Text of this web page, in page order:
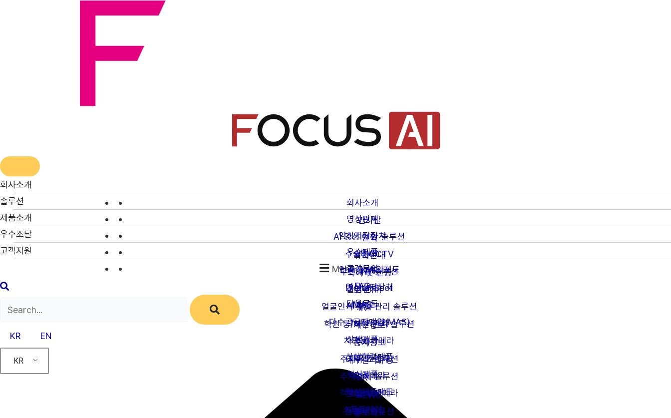
회사소개
회사소개
인사말
연혁
위치안내
특허 및 인증
CI
IR
재무정보
공시정보
내부관리규정
PR
NEWS
홍보자료
솔루션
영상관제
AI 영상 보안 솔루션
수술실CCTV
무인매장 솔루션
출입관제
얼굴인식 출입 관리 솔루션
학원 등/하원 관리 솔루션
주차
주차유도 솔루션
주차관제 솔루션
모빌리티
캠핑카 솔루션
제품소개
영상저장장치
DVR
NVR
Digital Spot
AI카메라
TVI 카메라
차량용 카메라
LPR 카메라
IP 카메라
객체인식 카메라
모빌리티
우수조달
우수제품
인증 및 계약제도
영상감지장치
MAS
다수공급자계약(MAS)
상생제품
상생협력제품
혁신제품
혁신제품제도
소프트웨어
고객지원
고객문의
FAQ
다운로드
Menu
KR EN
KR